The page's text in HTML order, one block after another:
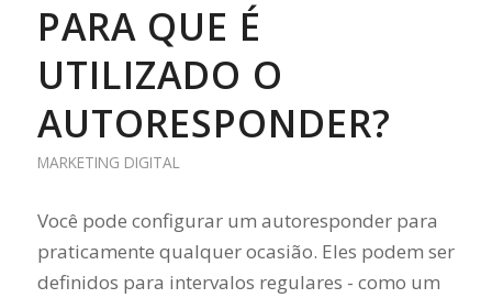
PARA QUE É
UTILIZADO O
AUTORESPONDER?
MARKETING DIGITAL
Você pode configurar um autoresponder para
praticamente qualquer ocasião. Eles podem ser
definidos para intervalos regulares - como um